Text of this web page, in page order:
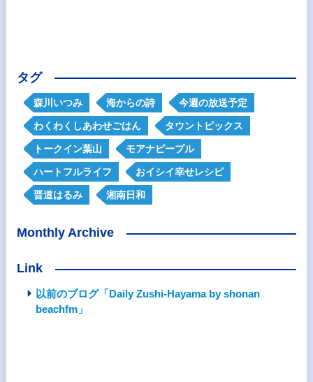
タグ
森川いつみ 海からの詩 今週の放送予定
わくわくしあわせごはん タウントピックス
トークイン葉山 モアナピープル
ハートフルライフ おイシイ幸せレシピ
晋道はるみ 湘南日和
Monthly Archive
Link
以前のブログ「Daily Zushi-Hayama by shonan
beachfm」